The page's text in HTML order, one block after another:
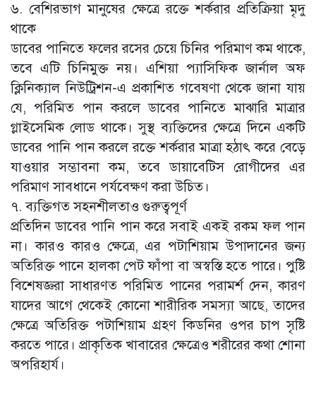
৬. বেশিরভাগ মানুষের ক্ষেত্রে রক্তে শর্করার প্রতিক্রিয়া মৃদু
থাকে
ডাবের পানিতে ফলের রসের চেয়ে চিনির পরিমাণ কম থাকে,
তবে এটি চিনিমুক্ত নয়। এশিয়া প্যাসিফিক জার্নাল অফ
ক্লিনিক্যাল নিউট্রিশন-এ প্রকাশিত গবেষণা থেকে জানা যায়
যে, পরিমিত পান করলে ডাবের পানিতে মাঝারি মাত্রার
গ্লাইসেমিক লোড থাকে। সুস্থ ব্যক্তিদের ক্ষেত্রে দিনে একটি
ডাবের পানি পান করলে রক্তে শর্করার মাত্রা হঠাৎ করে বেড়ে
যাওয়ার সম্ভাবনা কম, তবে ডায়াবেটিস রোগীদের এর
পরিমাণ সাবধানে পর্যবেক্ষণ করা উচিত।
৭. ব্যক্তিগত সহনশীলতাও গুরুত্বপূর্ণ
প্রতিদিন ডাবের পানি পান করে সবাই একই রকম ফল পান
না। কারও কারও ক্ষেত্রে, এর পটাশিয়াম উপাদানের জন্য
অতিরিক্ত পানে হালকা পেট ফাঁপা বা অস্বস্তি হতে পারে। পুষ্টি
বিশেষজ্ঞরা সাধারণত পরিমিত পানের পরামর্শ দেন, কারণ
যাদের আগে থেকেই কোনো শারীরিক সমস্যা আছে, তাদের
ক্ষেত্রে অতিরিক্ত পটাশিয়াম গ্রহণ কিডনির ওপর চাপ সৃষ্টি
করতে পারে। প্রাকৃতিক খাবারের ক্ষেত্রেও শরীরের কথা শোনা
অপরিহার্য।